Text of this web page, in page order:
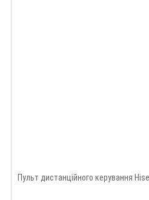
Пульт дистанційного керування